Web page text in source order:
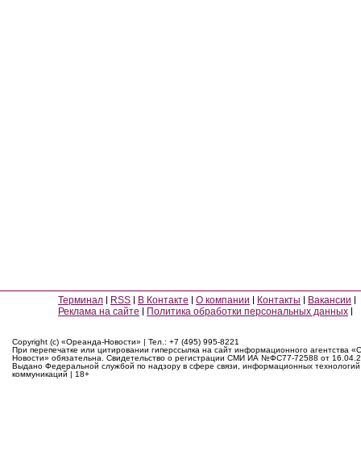
Терминал RSS В Контакте О компании Контакты
Вакансии
Реклама на сайте
Политика обработки персональных данных
Copyright (c) «Ореанда-Новости» | Тел.: +7 (495) 995-8221
При перепечатке или цитировании гиперссылка на сайт информационного агентства
Новости» обязательна. Свидетельство о регистрации СМИ ИА №ФС77-72588 от
Выдано Федеральной службой по надзору в сфере связи, информационных
коммуникаций | 18+